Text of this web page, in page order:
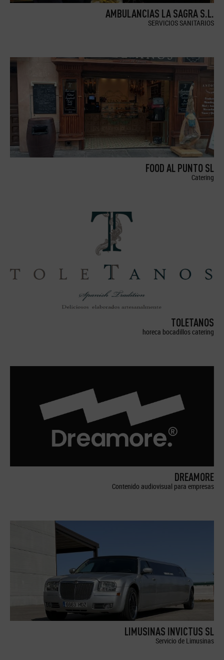
AMBULANCIAS LA SAGRA S.L.
SERVICIOS SANITARIOS
FOOD AL PUNTO SL
Catering
TOLETANOS
horeca bocadillos catering
DREAMORE
Contenido audiovisual para empresas
LIMUSINAS INVICTUS SL
Servicio de Limusinas